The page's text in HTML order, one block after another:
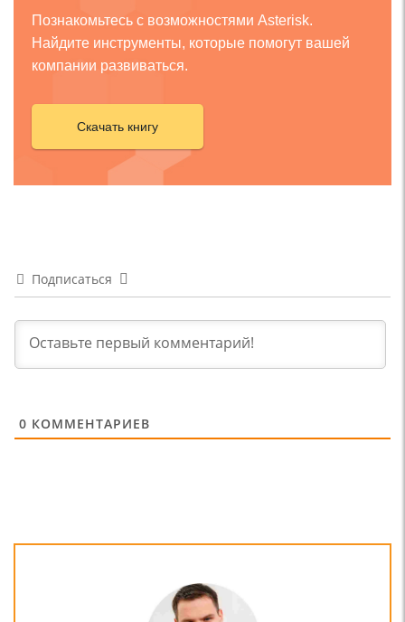
Познакомьтесь с возможностями Asterisk.
Найдите инструменты, которые помогут вашей
компании развиваться.
Скачать книгу
Подписаться
0 КОММЕНТАРИЕВ